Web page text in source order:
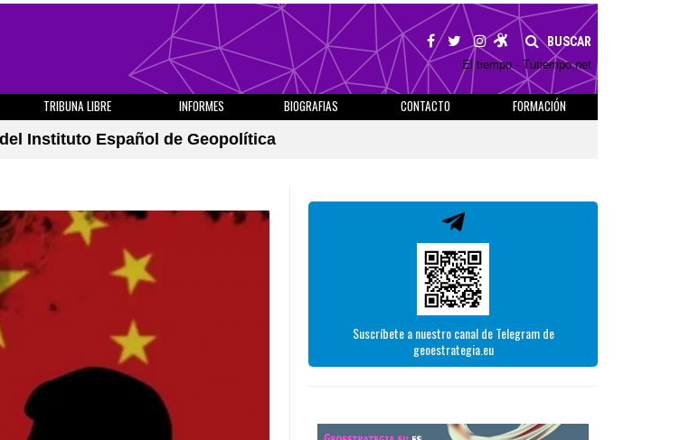
BUSCAR
El tiempo - Tutiempo.net
TRIBUNA LIBRE INFORMES BIOGRAFIAS CONTACTO
FORMACIÓN
Instituto Español de Geopolítica
Suscríbete a nuestro canal de Telegram de
geoestrategia.eu